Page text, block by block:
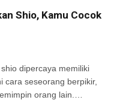
Shio, Kamu Cocok
dipercaya memiliki
cara seseorang berpikir,
orang lain.…